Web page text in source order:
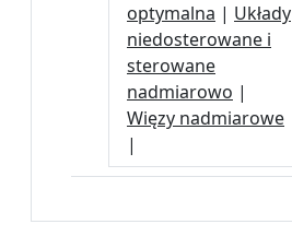
optymalna | Układy
niedosterowane i
sterowane
nadmiarowo |
Więzy nadmiarowe
|